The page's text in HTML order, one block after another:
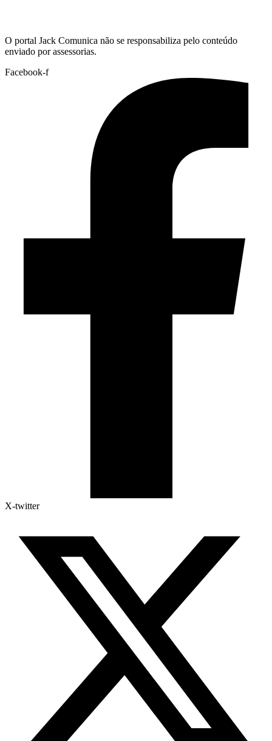
O portal Jack Comunica não se responsabiliza pelo conteúdo
enviado por assessorias.
Facebook-f
X-twitter